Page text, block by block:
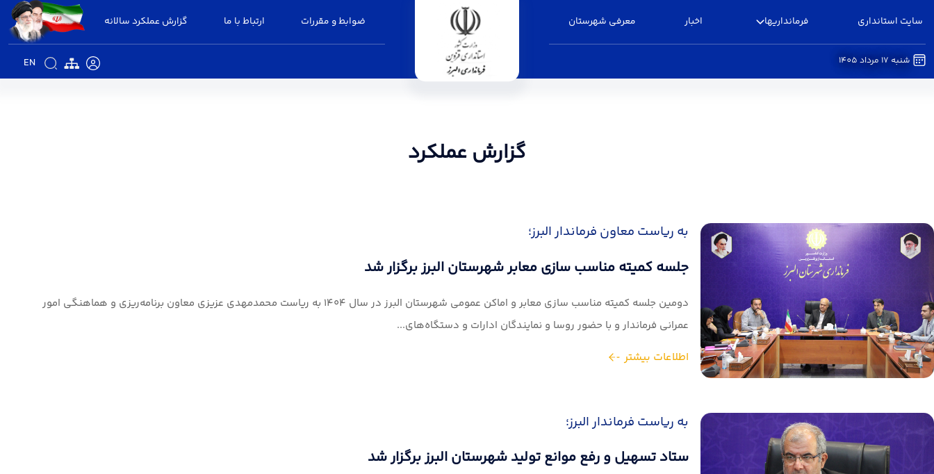
سایت استانداری فرمانداریها اخبار معرفی شهرستان ضوابط و مقررات ارتباط با ما گزارش عملکرد سالانه
EN شنبه 17 مرداد 1405
گزارش عملکرد
به ریاست معاون فرماندار البرز؛
جلسه کمیته مناسب سازی معابر شهرستان البرز برگزار شد
دومین جلسه کمیته مناسب سازی معابر و اماکن عمومی شهرستان البرز در سال ۱۴۰۴ به ریاست محمدمهدی عزیزی معاون برنامه‌ریزی و هماهنگی امور
عمرانی فرماندار و با حضور روسا و نمایندگان ادارات و دستگاه‌های...
اطلاعات بیشتر
به ریاست فرماندار البرز؛
ستاد تسهیل و رفع موانع تولید شهرستان البرز برگزار شد